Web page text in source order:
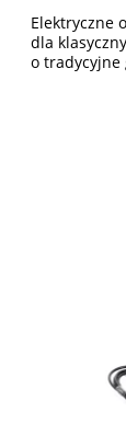
Elektryczne
dla
o tradycyjne